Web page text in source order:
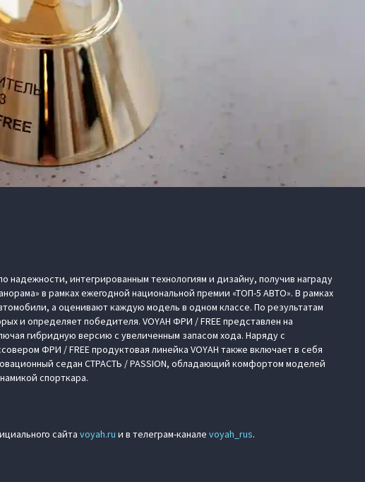
надежности, интегрированным технологиям и дизайну, получив награду
в рамках ежегодной национальной премии «ТОП-5 АВТО». В рамках
а оценивают каждую модель в одном классе. По результатам
и определяет победителя. VOYAH ФРИ / FREE представлен на
гибридную версию с увеличенным запасом хода. Наряду с
ФРИ / FREE продуктовая линейка VOYAH также включает в себя
седан СТРАСТЬ / PASSION, обладающий комфортом моделей
спорткара.
сайта voyah.ru и в телеграм-канале voyah_rus.